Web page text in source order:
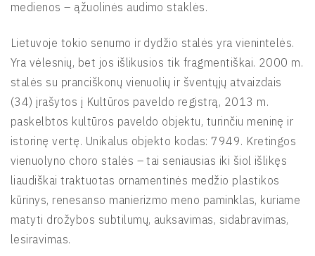
medienos – ąžuolinės audimo staklės.
Lietuvoje tokio senumo ir dydžio stalės yra vienintelės.
Yra vėlesnių, bet jos išlikusios tik fragmentiškai. 2000 m.
stalės su pranciškonų vienuolių ir šventųjų atvaizdais
(34) įrašytos į Kultūros paveldo registrą, 2013 m.
paskelbtos kultūros paveldo objektu, turinčiu meninę ir
istorinę vertę. Unikalus objekto kodas: 7949. Kretingos
vienuolyno choro stalės – tai seniausias iki šiol išlikęs
liaudiškai traktuotas ornamentinės medžio plastikos
kūrinys, renesanso manierizmo meno paminklas, kuriame
matyti drožybos subtilumų, auksavimas, sidabravimas,
lesiravimas.